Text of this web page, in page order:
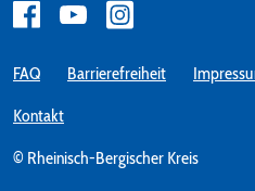
© Rheinisch-Bergischer Kreis
FAQ Barrierefreiheit
Kontakt